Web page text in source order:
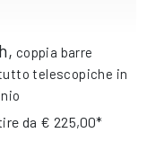
, coppia barre
telescopiche in
da € 225,00*